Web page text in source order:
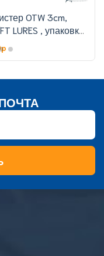
OTW 3cm,
LURES , упаковке
301#